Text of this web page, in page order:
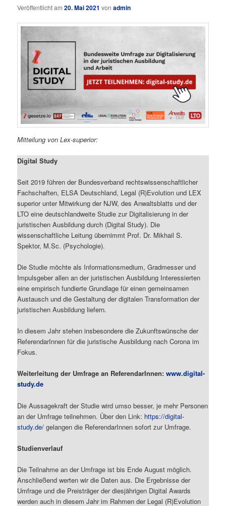
Veröffentlicht am20. Mai 2021 vonadmin
Mitteilung von Lex-superior:
Digital Study
Seit 2019 führen der Bundesverband rechtswissenschaftlicher
Fachschaften, ELSA Deutschland, Legal (R)Evolution und LEX
superior unter Mitwirkung der NJW, des Anwaltsblatts und der
LTO eine deutschlandweite Studie zur Digitalisierung in der
juristischen Ausbildung durch (Digital Study). Die
wissenschaftliche Leitung übernimmt Prof. Dr. Mikhail S.
Spektor, M.Sc. (Psychologie).
Die Studie möchte als Informationsmedium, Gradmesser und
Impulsgeber allen an der juristischen Ausbildung Interessierten
eine empirisch fundierte Grundlage für einen gemeinsamen
Austausch und die Gestaltung der digitalen Transformation der
juristischen Ausbildung liefern.
In diesem Jahr stehen insbesondere die Zukunftswünsche der
ReferendarInnen für die juristische Ausbildung nach Corona im
Fokus.
Weiterleitung der Umfrage an ReferendarInnen:www.digital-
study.de
Die Aussagekraft der Studie wird umso besser, je mehr Personen
an der Umfrage teilnehmen. Über den Link: https://digital-
study.de/ gelangen die ReferendarInnen sofort zur Umfrage.
Studienverlauf
Die Teilnahme an der Umfrage ist bis Ende August möglich.
Anschließend werten wir die Daten aus. Die Ergebnisse der
Umfrage und die Preisträger der diesjährigen Digital Awards
werden auch in diesem Jahr im Rahmen der Legal (R)Evolution